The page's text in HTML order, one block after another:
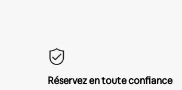
Réservez en toute confiance